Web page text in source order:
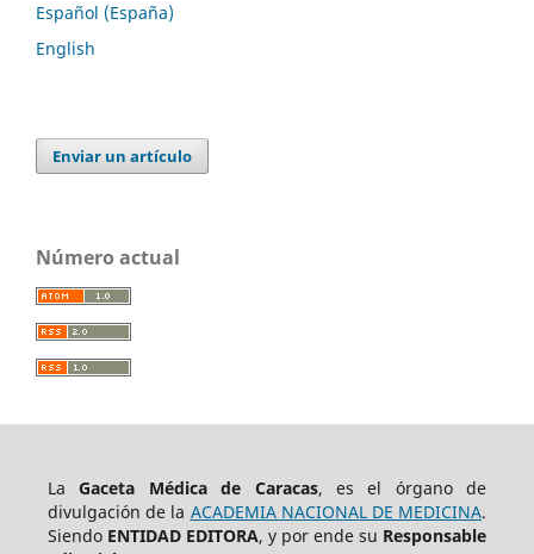
Español (España)
English
Enviar un artículo
Número actual
LaGaceta Médica de Caracas, es el órgano de
divulgación de la ACADEMIA NACIONAL DE MEDICINA.
Siendo ENTIDAD EDITORA, y por ende su Responsable